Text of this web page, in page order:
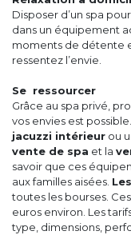
Disposer d’un spa
dans un équipement
moments de détente
ressentez l’envie.
Se ressourcer
Grâce au spa privé,
vos envies est
jacuzzi intérieur ou
vente de spa et la
savoir que ces
aux familles aisées.
toutes les bourses.
euros environ. Les
type, dimensions,